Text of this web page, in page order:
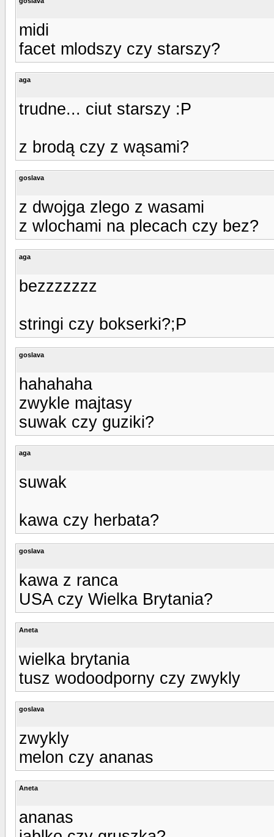
midi
facet mlodszy czy starszy?
aga
trudne... ciut starszy :P
z brodą czy z wąsami?
goslava
z dwojga zlego z wasami
z wlochami na plecach czy bez?
aga
bezzzzzzz
stringi czy bokserki?;P
goslava
hahahaha
zwykle majtasy
suwak czy guziki?
aga
suwak
kawa czy herbata?
goslava
kawa z ranca
USA czy Wielka Brytania?
Aneta
wielka brytania
tusz wodoodporny czy zwykly
goslava
zwykly
melon czy ananas
Aneta
ananas